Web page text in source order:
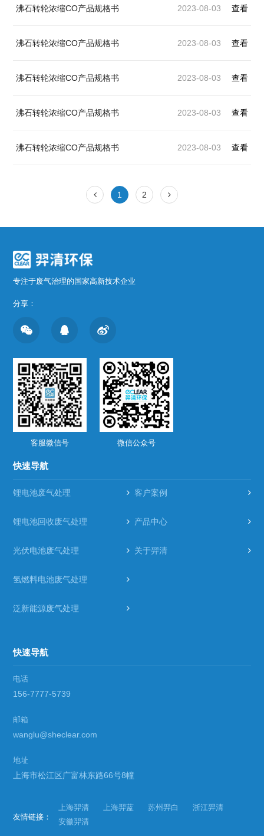
沸石转轮浓缩CO产品规格书 2023-08-03 查看
沸石转轮浓缩CO产品规格书 2023-08-03 查看
沸石转轮浓缩CO产品规格书 2023-08-03 查看
沸石转轮浓缩CO产品规格书 2023-08-03 查看
沸石转轮浓缩CO产品规格书 2023-08-03 查看
1 2
专注于废气治理的国家高新技术企业
分享：
客服微信号 微信公众号
快速导航
锂电池废气处理 客户案例
锂电池回收废气处理 产品中心
光伏电池废气处理 关于羿清
氢燃料电池废气处理
泛新能源废气处理
快速导航
电话
156-7777-5739
邮箱
wanglu@sheclear.com
地址
上海市松江区广富林东路66号8幢
友情链接：
上海羿清 上海羿蓝 苏州羿白
浙江羿清
安徽羿清